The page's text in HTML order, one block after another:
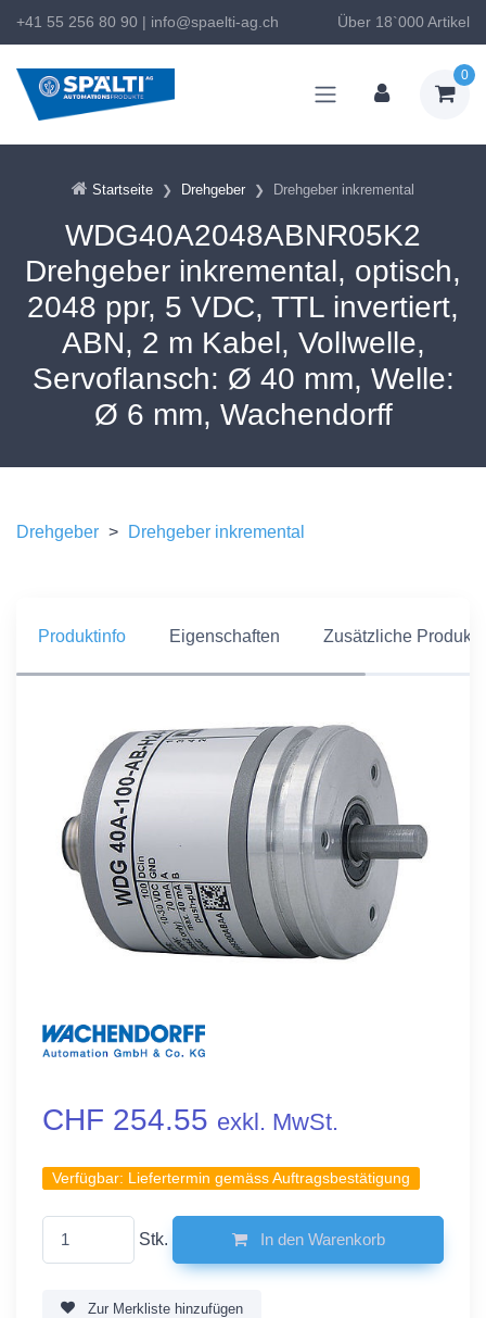
+41 55 256 80 90 | info@spaelti-ag.ch Über 18`000 Artikel
0
Startseite Drehgeber Drehgeber inkremental
WDG40A2048ABNR05K2
Drehgeber inkremental, optisch,
2048 ppr, 5 VDC, TTL invertiert,
ABN, 2 m Kabel, Vollwelle,
Servoflansch: Ø 40 mm, Welle:
Ø 6 mm, Wachendorff
Drehgeber > Drehgeber inkremental
Produktinfo Eigenschaften Zusätzliche
CHF 254.55 exkl. MwSt.
Verfügbar: Liefertermin gemäss Auftragsbestätigung
Stk. In den Warenkorb
Zur Merkliste hinzufügen